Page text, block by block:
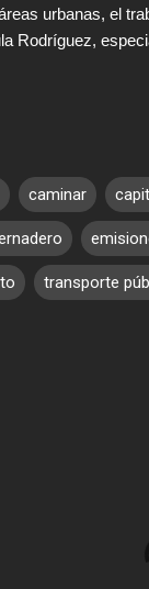
urbanas, el
Rodríguez,
caminar
transporte